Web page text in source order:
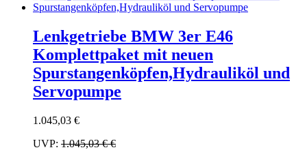
Lenkgetriebe BMW 3er E46
Komplettpaket mit neuen
Spurstangenköpfen,Hydrauliköl und
Servopumpe
1.045,03 €
UVP: 1.045,03 €€